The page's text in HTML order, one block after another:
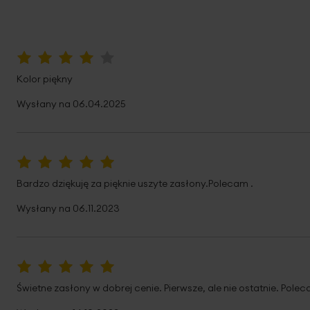
Kolor piękny
Wysłany na 06.04.2025
Bardzo dziękuję za pięknie uszyte zasłony.Polecam .
Wysłany na 06.11.2023
100%
Świetne zasłony w dobrej cenie. Pierwsze, ale nie ostatnie.